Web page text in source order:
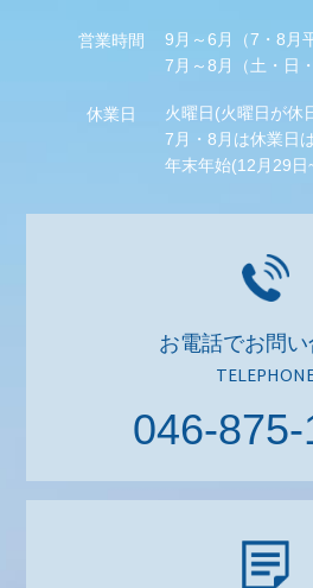
営業時間
9月～6月（7・8月
7月～8月（土・日
休業日
火曜日(火曜日が休
7月・8月は休業日
年末年始(12月29日
お電話でお問
046-